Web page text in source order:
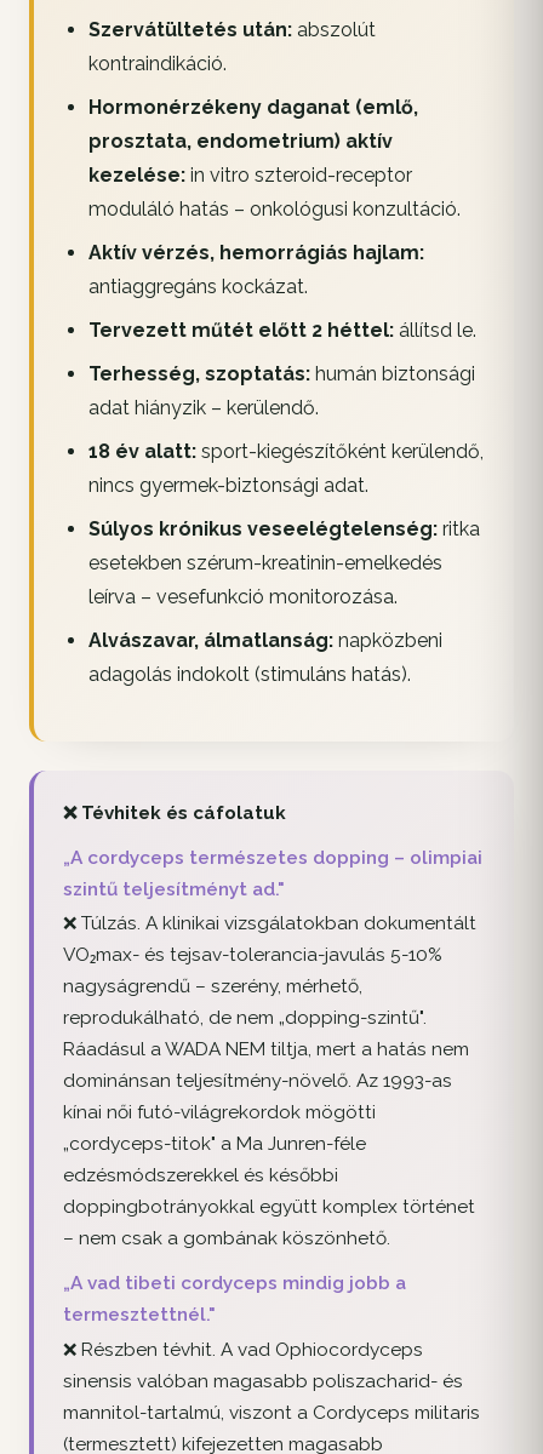
Szervátültetés után:abszolút
kontraindikáció.
Hormonérzékeny daganat (emlő,
prosztata, endometrium) aktív
kezelése:in vitro szteroid-receptor
moduláló hatás – onkológusi konzultáció.
Aktív vérzés, hemorrágiás hajlam:
antiaggregáns kockázat.
Tervezett műtét előtt 2 héttel:állítsd le.
Terhesség, szoptatás:humán biztonsági
adat hiányzik – kerülendő.
18 év alatt:sport-kiegészítőként kerülendő,
nincs gyermek-biztonsági adat.
Súlyos krónikus veseelégtelenség:ritka
esetekben szérum-kreatinin-emelkedés
leírva – vesefunkció monitorozása.
Alvászavar, álmatlanság:napközbeni
adagolás indokolt (stimuláns hatás).
❌ Tévhitek és cáfolatuk
„A cordyceps természetes dopping – olimpiai
szintű teljesítményt ad."
❌ Túlzás. A klinikai vizsgálatokban dokumentált
VO₂max- és tejsav-tolerancia-javulás 5-10%
nagyságrendű – szerény, mérhető,
reprodukálható, de nem „dopping-szintű".
Ráadásul a WADA NEM tiltja, mert a hatás nem
dominánsan teljesítmény-növelő. Az 1993-as
kínai női futó-világrekordok mögötti
„cordyceps-titok" a Ma Junren-féle
edzésmódszerekkel és későbbi
doppingbotrányokkal együtt komplex történet
– nem csak a gombának köszönhető.
„A vad tibeti cordyceps mindig jobb a
termesztettnél."
❌ Részben tévhit. A vad Ophiocordyceps
sinensis valóban magasabb poliszacharid- és
mannitol-tartalmú, viszont a Cordyceps militaris
(termesztett) kifejezetten magasabb